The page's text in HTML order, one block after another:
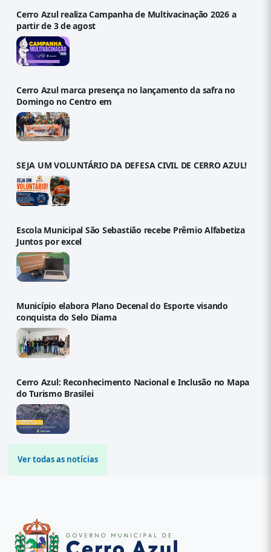
Cerro Azul realiza Campanha de Multivacinação 2026 a
partir de 3 de agost
Cerro Azul marca presença no lançamento da safra no
Domingo no Centro em
SEJA UM VOLUNTÁRIO DA DEFESA CIVIL DE CERRO AZUL!
Escola Municipal São Sebastião recebe Prêmio Alfabetiza
Juntos por excel
Município elabora Plano Decenal do Esporte visando
conquista do Selo Diama
Cerro Azul: Reconhecimento Nacional e Inclusão no Mapa
do Turismo Brasilei
Ver todas as notícias